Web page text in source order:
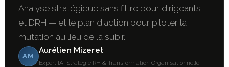
Analyse stratégique sans filtre pour dirigeants
et DRH — et le plan d'action pour piloter la
mutation au lieu de la subir.
AM
Aurélien Mizeret
Expert IA, Stratégie RH & Transformation Organisationnelle